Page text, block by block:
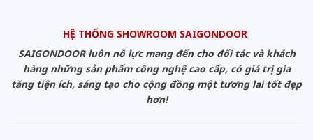
HỆ THỐNG SHOWROOM SAIGONDOOR
SAIGONDOOR luôn nỗ lực mang đến cho đối tác và khách
hàng những sản phẩm công nghệ cao cấp, có giá trị gia
tăng tiện ích, sáng tạo cho cộng đồng một tương lai tốt đẹp
hơn!